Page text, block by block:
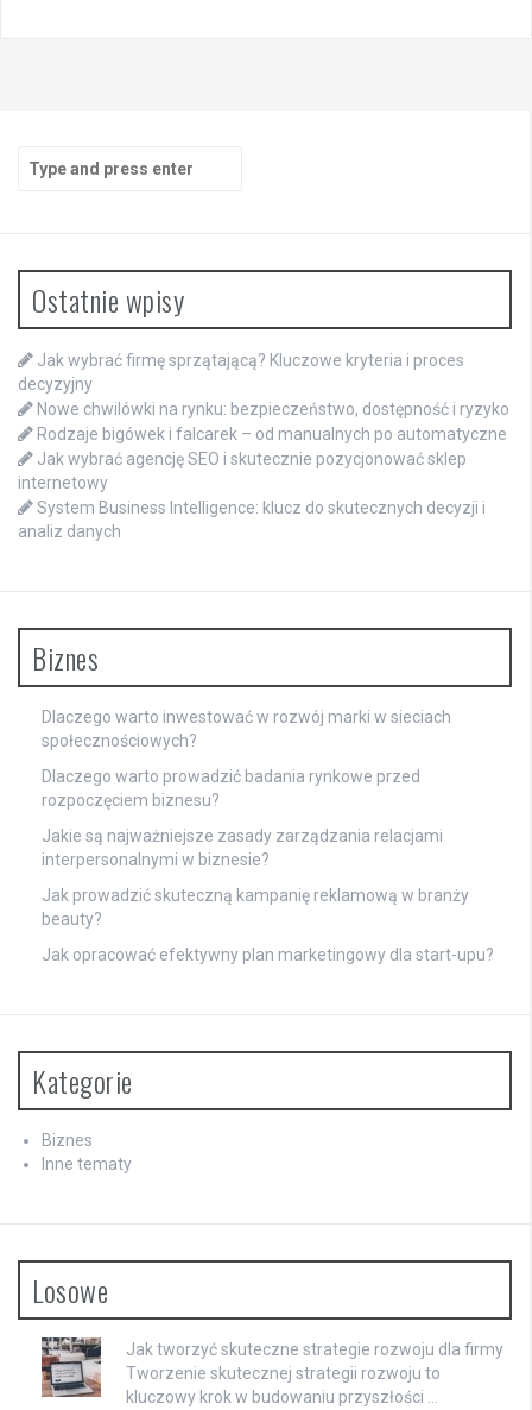
Search
for:
Ostatnie wpisy
Jak wybrać firmę sprzątającą? Kluczowe kryteria i proces
decyzyjny
Nowe chwilówki na rynku: bezpieczeństwo, dostępność i ryzyko
Rodzaje bigówek i falcarek – od manualnych po automatyczne
Jak wybrać agencję SEO i skutecznie pozycjonować sklep
internetowy
System Business Intelligence: klucz do skutecznych decyzji i
analiz danych
Biznes
Dlaczego warto inwestować w rozwój marki w sieciach
społecznościowych?
Dlaczego warto prowadzić badania rynkowe przed
rozpoczęciem biznesu?
Jakie są najważniejsze zasady zarządzania relacjami
interpersonalnymi w biznesie?
Jak prowadzić skuteczną kampanię reklamową w branży
beauty?
Jak opracować efektywny plan marketingowy dla start-upu?
Kategorie
Biznes
Inne tematy
Losowe
Jak tworzyć skuteczne strategie rozwoju dla firmy
Tworzenie skutecznej strategii rozwoju to
kluczowy krok w budowaniu przyszłości …